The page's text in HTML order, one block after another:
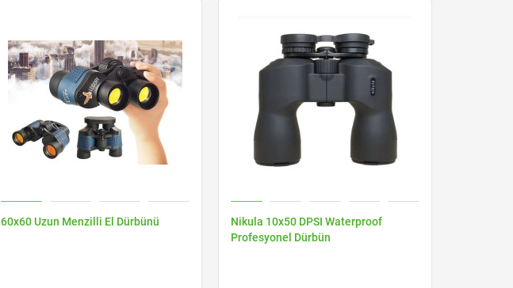
60x60 Uzun Menzilli El Dürbünü
Nikula 10x50 DPSI Waterproof
Profesyonel Dürbün